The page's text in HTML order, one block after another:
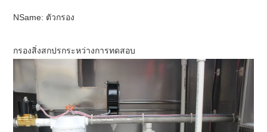
NSame: ตัวกรอง
กรองสิ่งสกปรกระหว่างการทดสอบ